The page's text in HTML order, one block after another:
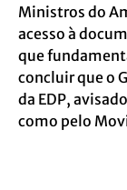
Ministros do
acesso à
que
concluir que o
da EDP,
como pelo